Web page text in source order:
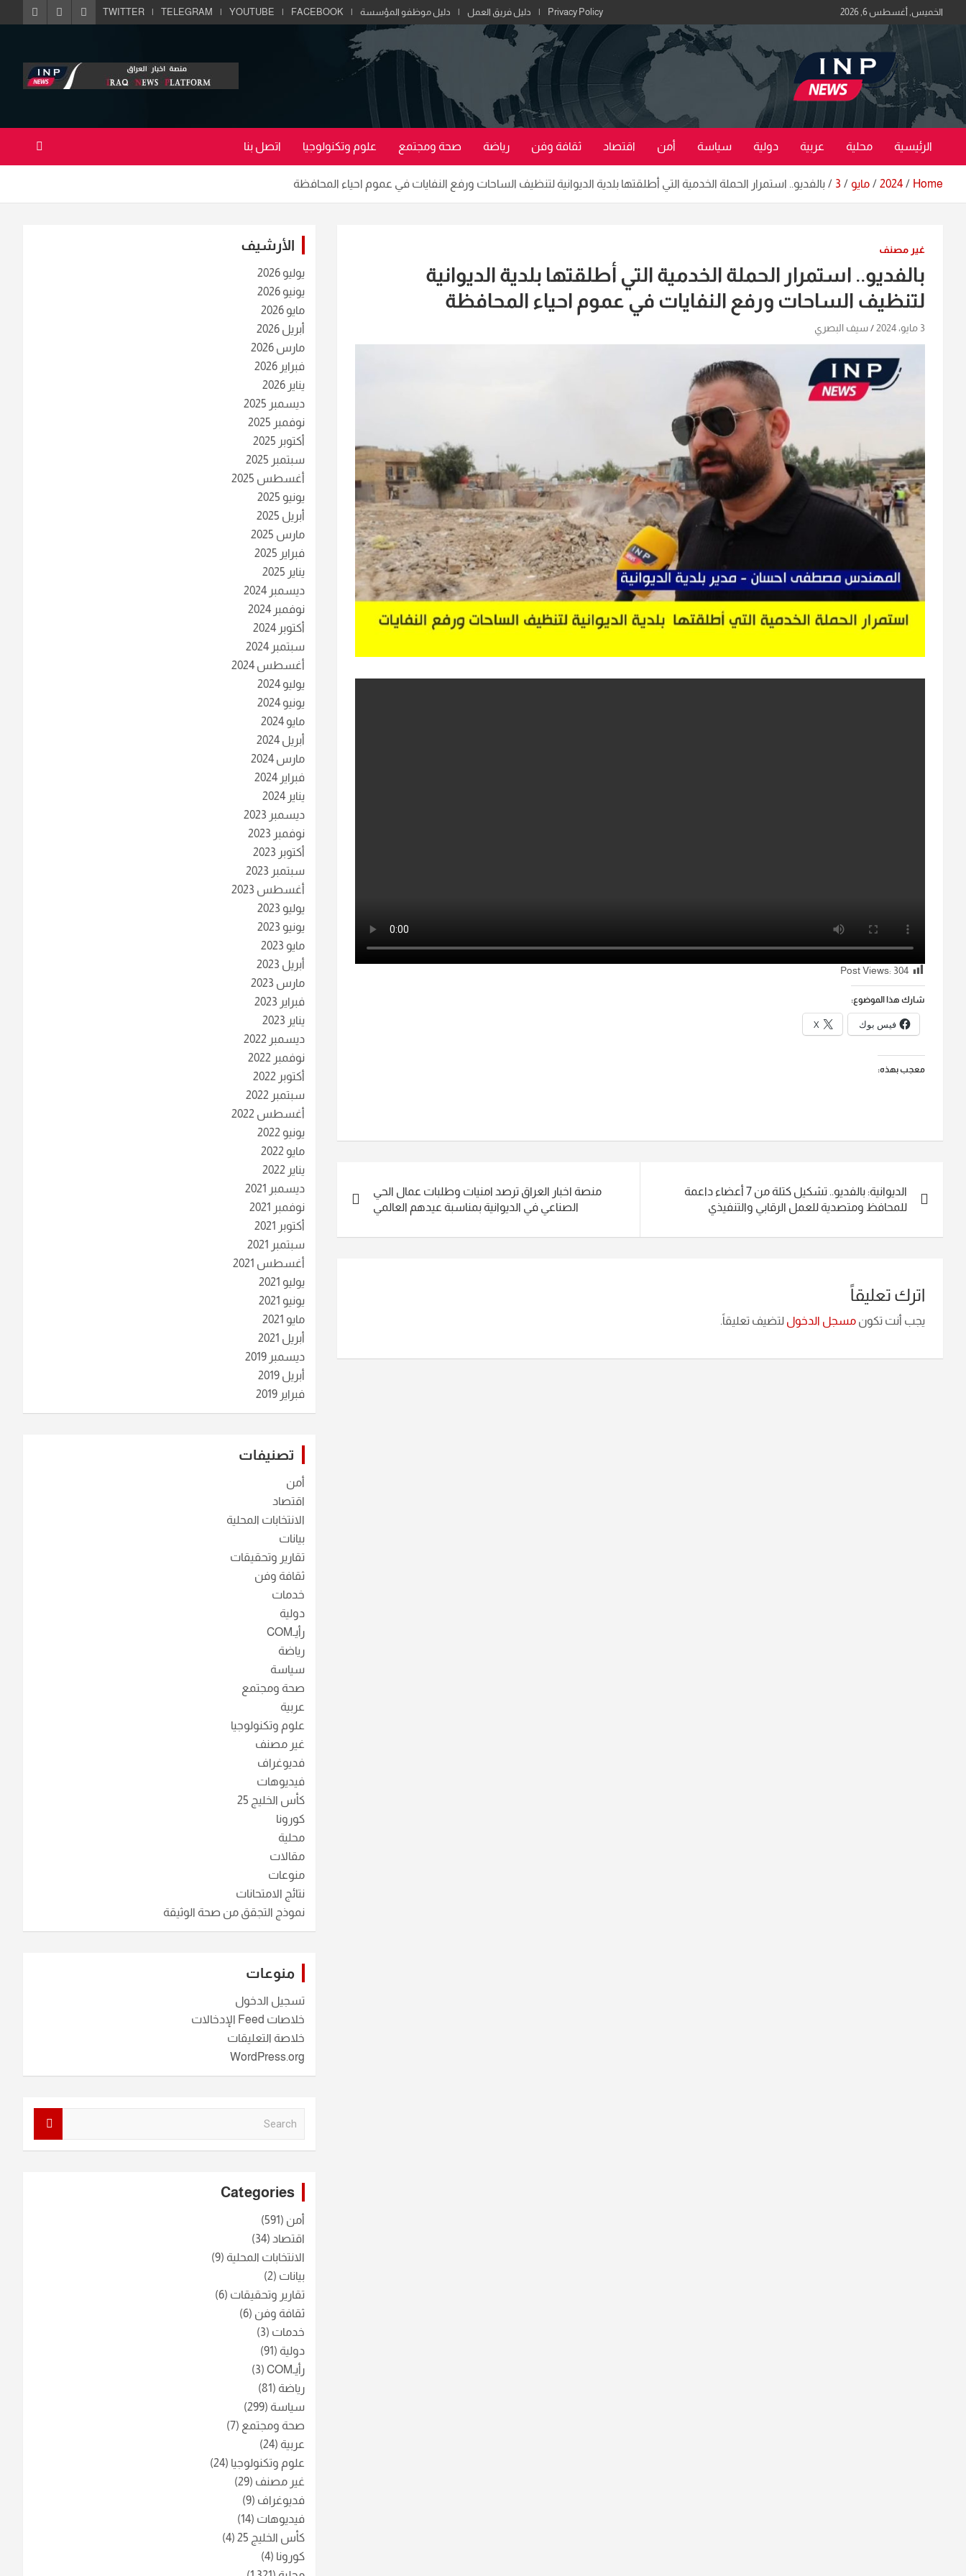
الخميس, أغسطس 6, 2026 Privacy Policy دليل فريق العمل دليل موظفو المؤسسة FACEBOOK
YOUTUBE
TELEGRAM
TWITTER
منصة اخبار العراق
اكبر منصة خبرية في العراق | #الحقيقة_اولاً
الرئيسية محلية عربية دولية سياسة أمن اقتصاد ثقافة وفن رياضة صحة ومجتمع علوم وتكنولوجيا اتصل بنا
Home
2024 مايو 3 بالفديو.. استمرار الحملة الخدمية التي أطلقتها بلدية الديوانية لتنظيف الساحات ورفع النفايات في عموم احياء المحافظة
غير مصنف
بالفديو.. استمرار الحملة الخدمية التي أطلقتها بلدية الديوانية
لتنظيف الساحات ورفع النفايات في عموم احياء المحافظة
3 مايو، 2024 سيف البصري
Post Views: 304
شارك هذا الموضوع:
فيس بوك X
معجب بهذه:
المقالات
الديوانية: بالفديو.. تشكيل كتلة من 7 أعضاء داعمة
للمحافظ ومتصدية للعمل الرقابي والتنفيذي
منصة اخبار العراق ترصد امنيات وطلبات عمال الحي
الصناعي في الديوانية بمناسبة عيدهم العالمي
اترك تعليقاً
يجب أنت تكون مسجل الدخول لتضيف تعليقاً.
الأرشيف
يوليو 2026
يونيو 2026
مايو 2026
أبريل 2026
مارس 2026
فبراير 2026
يناير 2026
ديسمبر 2025
نوفمبر 2025
أكتوبر 2025
سبتمبر 2025
أغسطس 2025
يونيو 2025
أبريل 2025
مارس 2025
فبراير 2025
يناير 2025
ديسمبر 2024
نوفمبر 2024
أكتوبر 2024
سبتمبر 2024
أغسطس 2024
يوليو 2024
يونيو 2024
مايو 2024
أبريل 2024
مارس 2024
فبراير 2024
يناير 2024
ديسمبر 2023
نوفمبر 2023
أكتوبر 2023
سبتمبر 2023
أغسطس 2023
يوليو 2023
يونيو 2023
مايو 2023
أبريل 2023
مارس 2023
فبراير 2023
يناير 2023
ديسمبر 2022
نوفمبر 2022
أكتوبر 2022
سبتمبر 2022
أغسطس 2022
يونيو 2022
مايو 2022
يناير 2022
ديسمبر 2021
نوفمبر 2021
أكتوبر 2021
سبتمبر 2021
أغسطس 2021
يوليو 2021
يونيو 2021
مايو 2021
أبريل 2021
ديسمبر 2019
أبريل 2019
فبراير 2019
تصنيفات
أمن
اقتصاد
الانتخابات المحلية
بيانات
تقارير وتحقيقات
ثقافة وفن
خدمات
دولية
رأيـCOM
رياضة
سياسة
صحة ومجتمع
عربية
علوم وتكنولوجيا
غير مصنف
فديوغراف
فيديوهات
كأس الخليج 25
كورونا
محلية
مقالات
منوعات
نتائج الامتحانات
نموذج التجقق من صحة الوثيقة
منوعات
تسجيل الدخول
خلاصات Feed الإدخالات
خلاصة التعليقات
WordPress.org
Categories
أمن (591)
اقتصاد (34)
الانتخابات المحلية (9)
بيانات (2)
تقارير وتحقيقات (6)
ثقافة وفن (6)
خدمات (3)
دولية (91)
رأيـCOM
(3)
رياضة (81)
سياسة (299)
صحة ومجتمع (7)
عربية (24)
علوم وتكنولوجيا (24)
غير مصنف (29)
فديوغراف (9)
فيديوهات (14)
كأس الخليج 25
(4)
كورونا (4)